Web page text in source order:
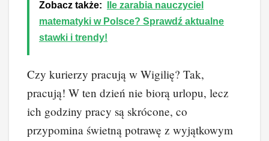
Zobacz także:
Ile zarabia nauczyciel
matematyki w Polsce? Sprawdź aktualne
stawki i trendy!
Czy kurierzy pracują w Wigilię? Tak,
pracują! W ten dzień nie biorą urlopu, lecz
ich godziny pracy są skrócone, co
przypomina świetną potrawę z wyjątkowym